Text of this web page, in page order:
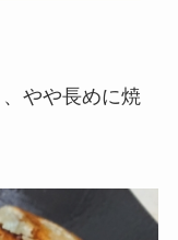
やや長めに焼